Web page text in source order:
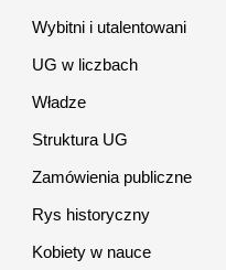
Wybitni i utalentowani
UG w liczbach
Władze
Struktura UG
Zamówienia publiczne
Rys historyczny
Kobiety w nauce